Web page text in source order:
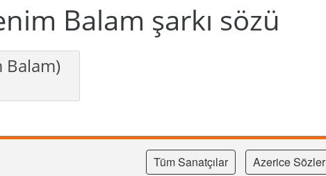
Balam şarkı sözü
Balam)
Tüm Sanatçılar Azerice Sözler